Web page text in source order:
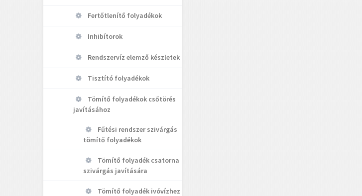
Fertőtlenítő folyadékok
Inhibítorok
Rendszervíz elemző készletek
Tisztító folyadékok
Tömítő folyadékok csőtörés
javításához
Fűtési rendszer szivárgás
tömítő folyadékok
Tömítő folyadék csatorna
szivárgás javítására
Tömítő folyadék ivóvízhez